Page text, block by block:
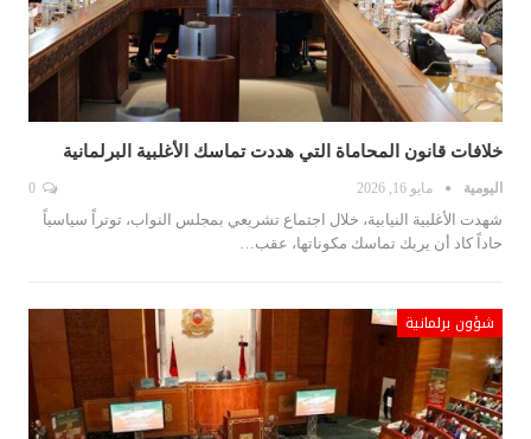
خلافات قانون المحاماة التي هددت تماسك الأغلبية البرلمانية
اليومية مايو 16, 2026
شهدت الأغلبية النيابية، خلال اجتماع تشريعي بمجلس النواب، توتراً سياسياً
حاداً كاد أن يربك تماسك مكوناتها، عقب…
شؤون برلمانية